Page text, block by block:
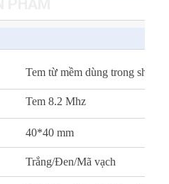
Tem từ mềm dùng trong shop
Tem 8.2 Mhz
40*40 mm
Trắng/Đen/Mã vạch